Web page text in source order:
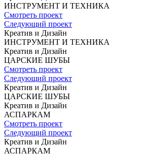
ИНСТРУМЕНТ И ТЕХНИКА
Смотреть проект
Следующий проект
Креатив и Дизайн
ИНСТРУМЕНТ И ТЕХНИКА
Креатив и Дизайн
ЦАРСКИЕ ШУБЫ
Смотреть проект
Следующий проект
Креатив и Дизайн
ЦАРСКИЕ ШУБЫ
Креатив и Дизайн
АСПАРКАМ
Смотреть проект
Следующий проект
Креатив и Дизайн
АСПАРКАМ